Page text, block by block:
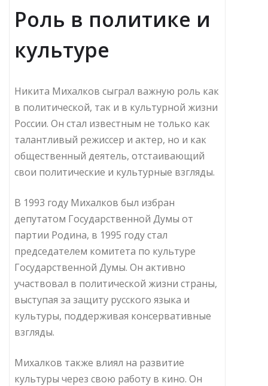
Роль в политике и
культуре
Никита Михалков сыграл важную роль как
в политической, так и в культурной жизни
России. Он стал известным не только как
талантливый режиссер и актер, но и как
общественный деятель, отстаивающий
свои политические и культурные взгляды.
В 1993 году Михалков был избран
депутатом Государственной Думы от
партии Родина, в 1995 году стал
председателем комитета по культуре
Государственной Думы. Он активно
участвовал в политической жизни страны,
выступая за защиту русского языка и
культуры, поддерживая консервативные
взгляды.
Михалков также влиял на развитие
культуры через свою работу в кино. Он